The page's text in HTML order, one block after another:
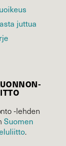
juttua
-lehden
Suomen
.